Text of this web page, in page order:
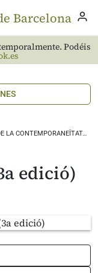
Podéis
LA CONTEMPORANEÏTAT…
edició)